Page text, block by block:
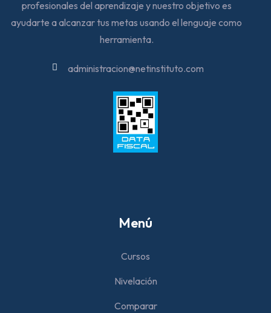
profesionales del aprendizaje y nuestro objetivo es
ayudarte a alcanzar tus metas usando el lenguaje como
herramienta.
administracion@netinstituto.com
Menú
Cursos
Nivelación
Comparar